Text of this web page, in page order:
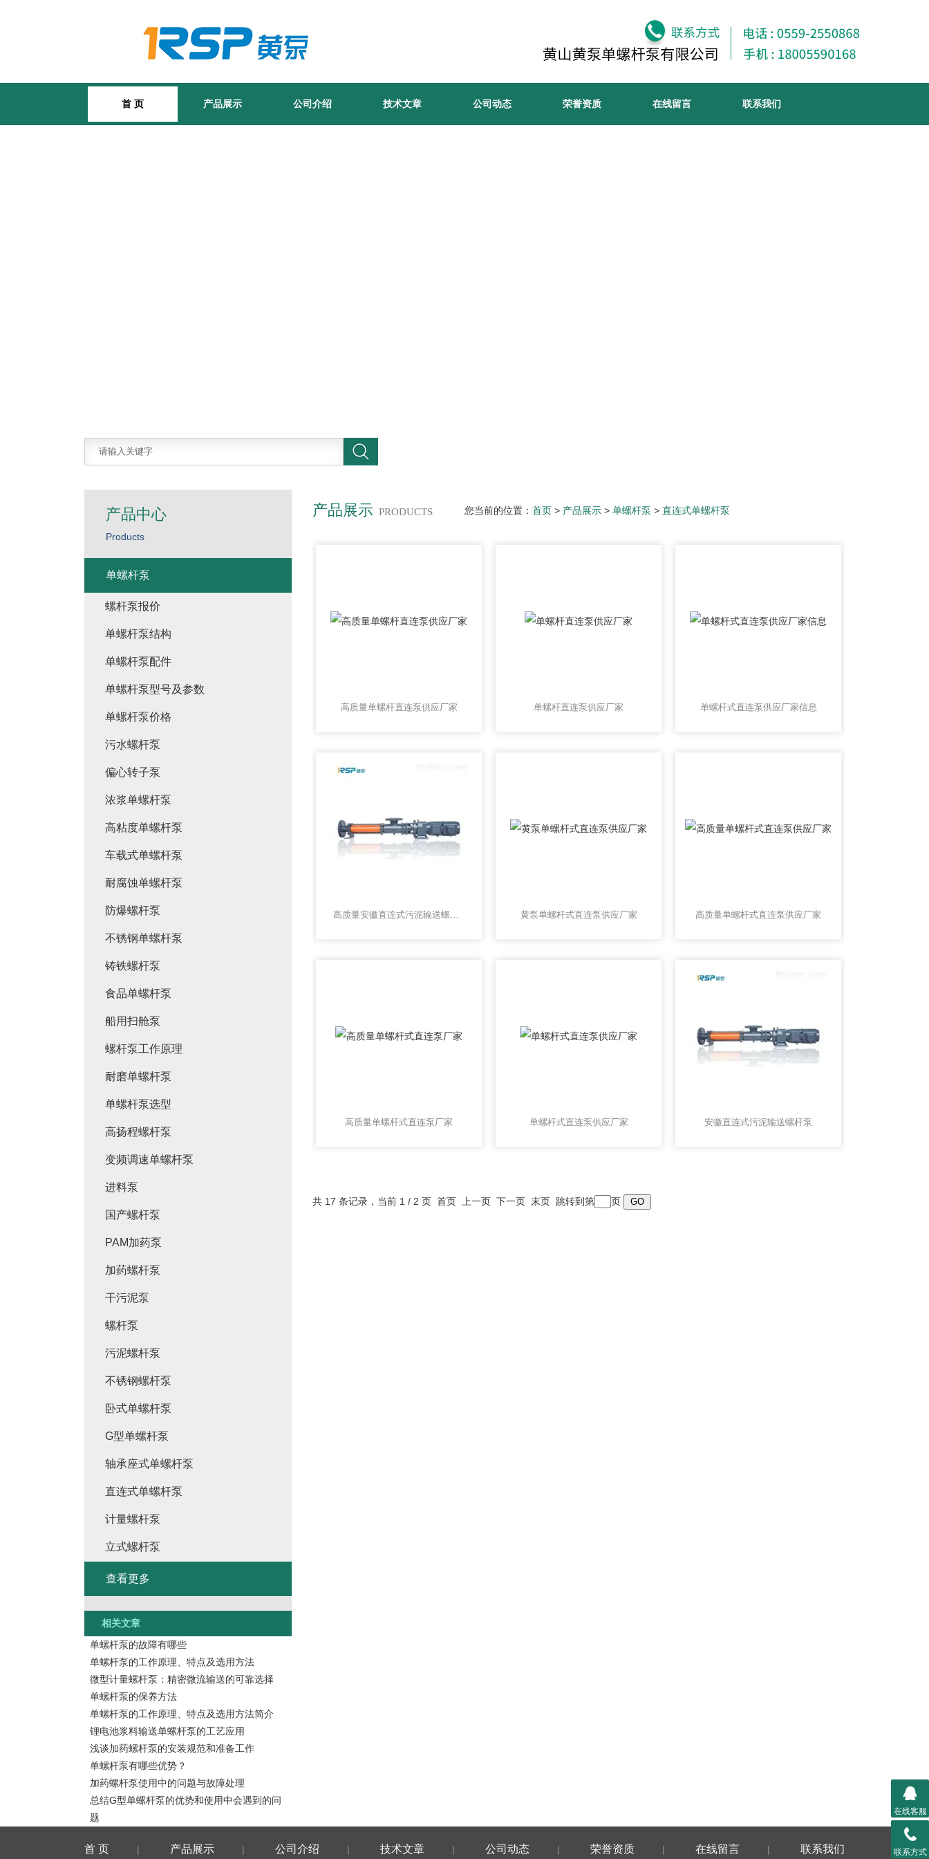
首 页 产品展示 公司介绍 技术文章 公司动态 荣誉资质 在线留言 联系我们
产品展示 PRODUCTS 您当前的位置： 首页 > 产品展示 > 单螺杆泵 > 直连式单螺杆泵
高质量单螺杆直连泵供应厂家 单螺杆直连泵供应厂家 单螺杆式直连泵供应厂家信息
高质量安徽直连式污泥输送螺杆泵 黄泵单螺杆式直连泵供应厂家 高质量单螺杆式直连泵供应厂家
高质量单螺杆式直连泵厂家 单螺杆式直连泵供应厂家 安徽直连式污泥输送螺杆泵
共 17 条记录，当前 1 / 2 页 首页 上一页 下一页 末页 跳转到第 页
产品中心
Products
单螺杆泵
螺杆泵报价
单螺杆泵结构
单螺杆泵配件
单螺杆泵型号及参数
单螺杆泵价格
污水螺杆泵
偏心转子泵
浓浆单螺杆泵
高粘度单螺杆泵
车载式单螺杆泵
耐腐蚀单螺杆泵
防爆螺杆泵
不锈钢单螺杆泵
铸铁螺杆泵
食品单螺杆泵
船用扫舱泵
螺杆泵工作原理
耐磨单螺杆泵
单螺杆泵选型
高扬程螺杆泵
变频调速单螺杆泵
进料泵
国产螺杆泵
PAM加药泵
加药螺杆泵
干污泥泵
螺杆泵
污泥螺杆泵
不锈钢螺杆泵
卧式单螺杆泵
G型单螺杆泵
轴承座式单螺杆泵
直连式单螺杆泵
计量螺杆泵
立式螺杆泵
查看更多
相关文章
单螺杆泵的故障有哪些
单螺杆泵的工作原理、特点及选用方法
微型计量螺杆泵：精密微流输送的可靠选择
单螺杆泵的保养方法
单螺杆泵的工作原理、特点及选用方法简介
锂电池浆料输送单螺杆泵的工艺应用
浅谈加药螺杆泵的安装规范和准备工作
单螺杆泵有哪些优势？
加药螺杆泵使用中的问题与故障处理
总结G型单螺杆泵的优势和使用中会遇到的问
题
首 页 | 产品展示 | 公司介绍 | 技术文章 | 公司动态 | 荣誉资质 | 在线留言 | 联系我们
在线客服
联系方式